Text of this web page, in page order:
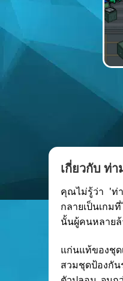
เกี่ยวกับ ท่า
คุณไม่รู้ว่า 'ท่า
กลายเป็นเกม
นั้นผู้คนหลายล้
แก่นแท้ของชุ
สวมชุดป้องกัน